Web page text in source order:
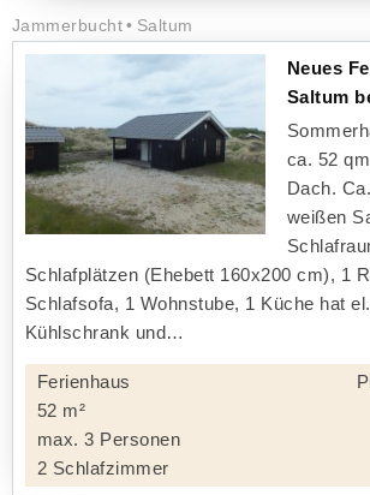
Jammerbucht Saltum
Neues
Saltum
ca. 52
Dach.
weißen
Schlafplätzen (Ehebett 160x200 cm), 1
Schlafsofa, 1 Wohnstube, 1 Küche hat
Kühlschrank und
Ferienhaus
52 m²
max. 3 Personen
2 Schlafzimmer